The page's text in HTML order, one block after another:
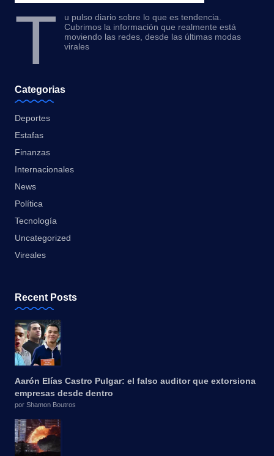
T
u pulso diario sobre lo que es tendencia.
Cubrimos la información que realmente está
moviendo las redes, desde las últimas modas
virales
Categorias
Deportes
Estafas
Finanzas
Internacionales
News
Política
Tecnología
Uncategorized
Vireales
Recent Posts
Aarón Elías Castro Pulgar: el falso auditor que extorsiona
empresas desde dentro
por Shamon Boutros